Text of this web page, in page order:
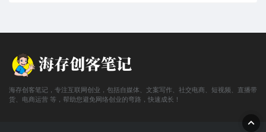
海存创客笔记，专注互联网创业，包括自媒体、文案写作、社交电商、短视频、直播带
货、电商运营 等，帮助您避免网络创业的弯路，快速成长！